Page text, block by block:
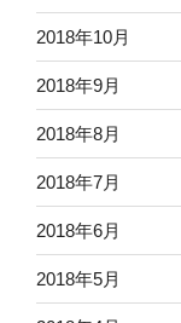
2018年10月
2018年9月
2018年8月
2018年7月
2018年6月
2018年5月